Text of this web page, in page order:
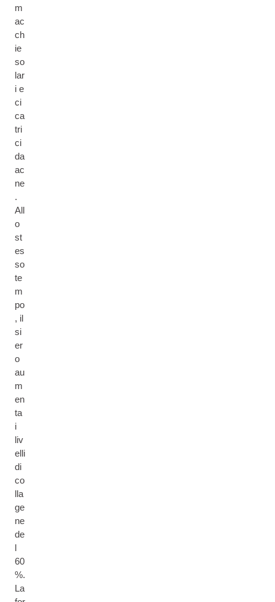
m
ac
ch
ie
so
lar
i e
ci
ca
tri
ci
da
ac
ne
.
All
o
st
es
so
te
m
po
, il
si
er
o
au
m
en
ta
i
liv
elli
di
co
lla
ge
ne
de
l
60
%.
La